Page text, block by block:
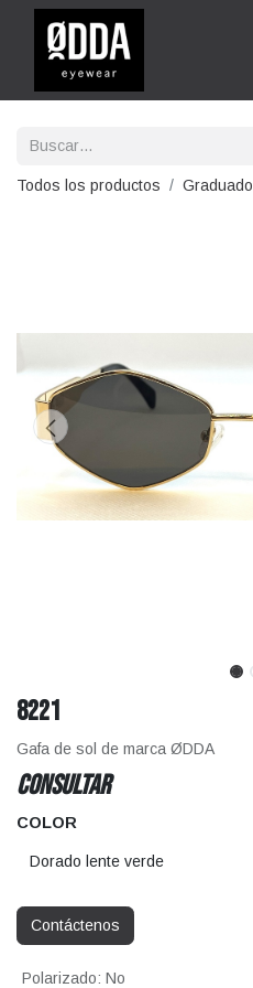
Todos los productos Graduado
8221
Gafa de sol de marca ØDDA
CONSULTAR
COLOR
Contáctenos
Polarizado: No